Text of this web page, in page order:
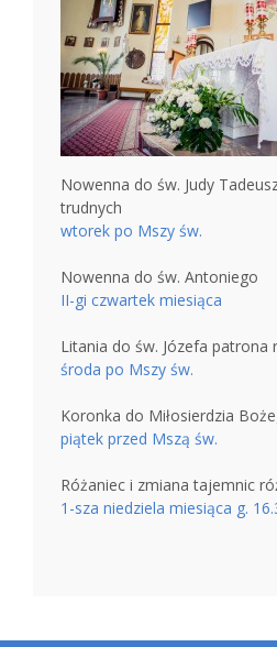
Nowenna do św. Judy
trudnych
wtorek po Mszy św.
Nowenna do św. Antoniego
II-gi czwartek miesiąca
Litania do św. Józefa patrona
środa po Mszy św.
Koronka do Miłosierdzia
piątek przed Mszą św.
Różaniec i zmiana tajemnic
1-sza niedziela miesiąca g.